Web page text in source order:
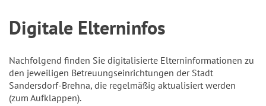
Digitale Elterninfos
Nachfolgend finden Sie digitalisierte Elterninformationen zu
den jeweiligen Betreuungseinrichtungen der Stadt
Sandersdorf-Brehna, die regelmäßig aktualisiert werden
(zum Aufklappen).